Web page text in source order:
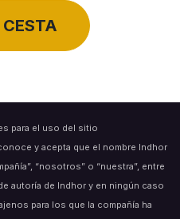
para el uso del sitio
y acepta que el nombre Indhor
“nosotros” o “nuestra”, entre
autoría de Indhor y en ningún caso
para los que la compañía ha